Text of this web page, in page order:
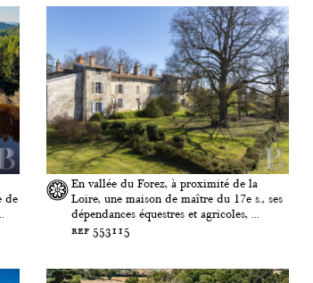
de
En vallée du Forez, à proximité de la
Loire, une maison de maître du 17e s., ses
dépendances équestres et agricoles, ...
ref 553115